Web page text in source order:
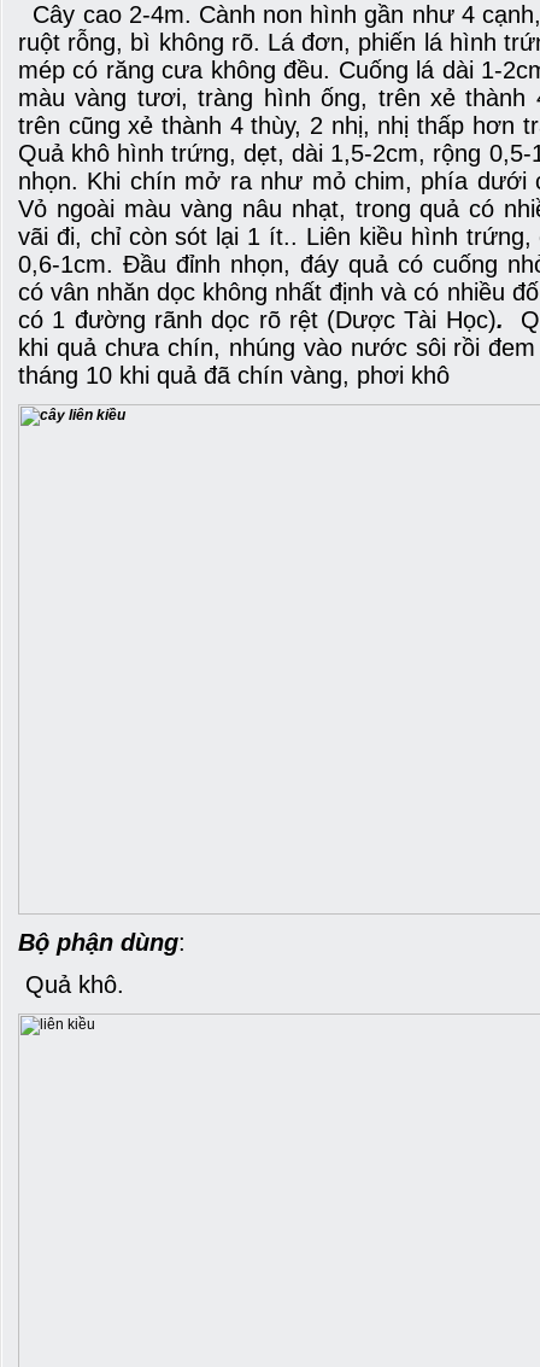
Cây cao 2-4m. Cành non hình gần như 4
ruột rỗng, bì không rõ. Lá đơn, phiến lá hình
mép có răng cưa không đều. Cuống lá dài 1-
màu vàng tươi, tràng hình ống, trên xẻ thành
trên cũng xẻ thành 4 thùy, 2 nhị, nhị thấp hơn
Quả khô hình trứng, dẹt, dài 1,5-2cm, rộng
nhọn. Khi chín mở ra như mỏ chim, phía dưới
Vỏ ngoài màu vàng nâu nhạt, trong quả có
vãi đi, chỉ còn sót lại 1 ít.. Liên kiều hình
0,6-1cm. Đầu đỉnh nhọn, đáy quả có cuống
có vân nhăn dọc không nhất định và có nhiều
có 1 đường rãnh dọc rõ rệt (Dược Tài Học).
khi quả chưa chín, nhúng vào nước sôi rồi
tháng 10 khi quả đã chín vàng, phơi khô
Bộ phận dùng:
Quả khô.